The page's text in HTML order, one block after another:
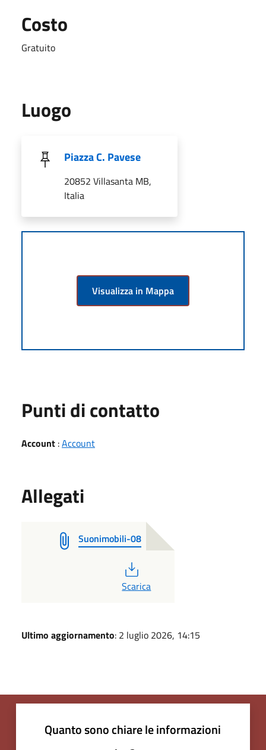
Costo
Gratuito
Luogo
Piazza C. Pavese
20852 Villasanta MB,
Italia
Visualizza in Mappa
Punti di contatto
Account :Account
Allegati
Suonimobili-08
PDF
Scarica
Ultimo aggiornamento: 2 luglio 2026, 14:15
Quanto sono chiare le informazioni